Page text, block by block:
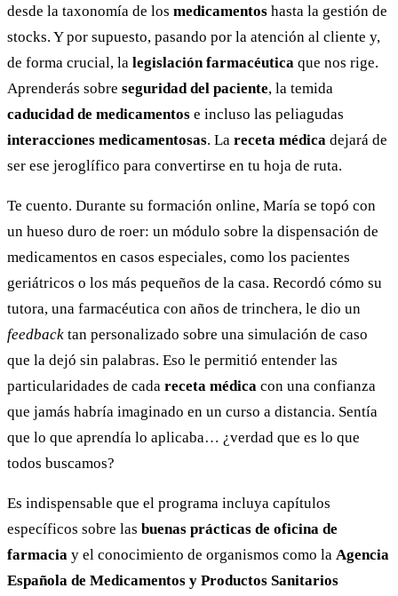
desde la taxonomía de los medicamentos hasta la gestión de
stocks. Y por supuesto, pasando por la atención al cliente y,
de forma crucial, la legislación farmacéutica que nos rige.
Aprenderás sobre seguridad del paciente, la temida
caducidad de medicamentos e incluso las peliagudas
interacciones medicamentosas. La receta médica dejará de
ser ese jeroglífico para convertirse en tu hoja de ruta.
Te cuento. Durante su formación online, María se topó con
un hueso duro de roer: un módulo sobre la dispensación de
medicamentos en casos especiales, como los pacientes
geriátricos o los más pequeños de la casa. Recordó cómo su
tutora, una farmacéutica con años de trinchera, le dio un
feedback tan personalizado sobre una simulación de caso
que la dejó sin palabras. Eso le permitió entender las
particularidades de cada receta médica con una confianza
que jamás habría imaginado en un curso a distancia. Sentía
que lo que aprendía lo aplicaba… ¿verdad que es lo que
todos buscamos?
Es indispensable que el programa incluya capítulos
específicos sobre las buenas prácticas de oficina de
farmacia y el conocimiento de organismos como la Agencia
Española de Medicamentos y Productos Sanitarios